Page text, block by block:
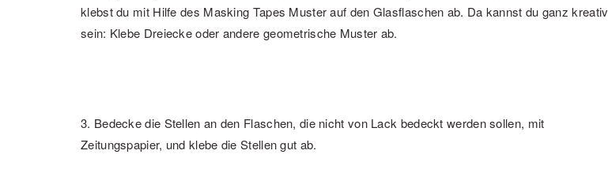
klebst du mit Hilfe des Masking Tapes Muster auf den Glasflaschen ab. Da kannst du ganz kreativ
sein: Klebe Dreiecke oder andere geometrische Muster ab.
3. Bedecke die Stellen an den Flaschen, die nicht von Lack bedeckt werden sollen, mit
Zeitungspapier, und klebe die Stellen gut ab.